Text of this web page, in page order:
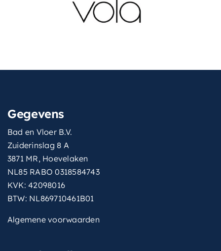
Gegevens
Bad en Vloer B.V.
Zuiderinslag 8 A
3871 MR, Hoevelaken
NL85 RABO 0318584743
KVK: 42098016
BTW: NL869710461B01
Algemene voorwaarden